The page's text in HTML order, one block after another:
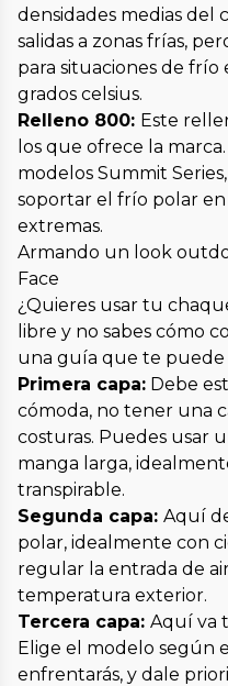
densidades medias del
salidas a zonas frías,
para situaciones de frío
grados celsius.
Relleno 800: Este
los que ofrece la
modelos Summit
soportar el frío polar
extremas.
Armando un look
Face
¿Quieres usar tu
libre y no sabes cómo
una guía que te puede
Primera capa: Debe
cómoda, no tener una
costuras. Puedes usar
manga larga,
transpirable.
Segunda capa: Aquí
polar, idealmente con
regular la entrada de
temperatura exterior.
Tercera capa: Aquí va
Elige el modelo según
enfrentarás, y dale